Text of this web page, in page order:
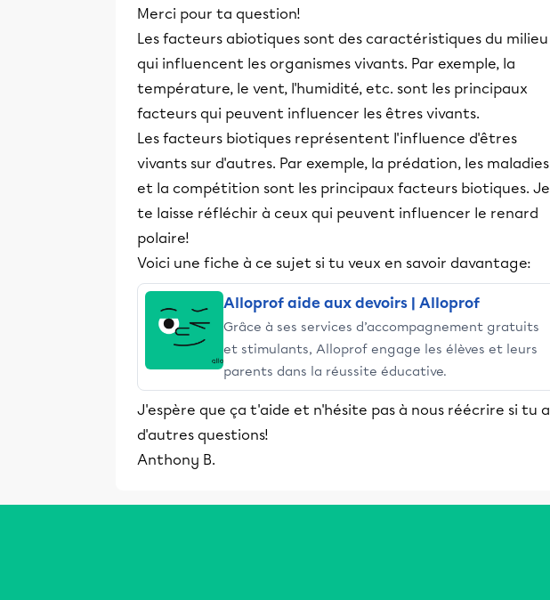
Merci pour ta question!
Les facteurs abiotiques sont des caractéristiques du milieu
qui influencent les organismes vivants. Par exemple, la
température, le vent, l'humidité, etc. sont les principaux
facteurs qui peuvent influencer les êtres vivants.
Les facteurs biotiques représentent l'influence d'êtres
vivants sur d'autres. Par exemple, la prédation, les maladies
et la compétition sont les principaux facteurs biotiques. Je
te laisse réfléchir à ceux qui peuvent influencer le renard
polaire!
Voici une fiche à ce sujet si tu veux en savoir davantage:
Alloprof aide aux devoirs | Alloprof
Grâce à ses services d’accompagnement gratuits
et stimulants, Alloprof engage les élèves et leurs
parents dans la réussite éducative.
J'espère que ça t'aide et n'hésite pas à nous réécrire si tu
d'autres questions!
Anthony B.